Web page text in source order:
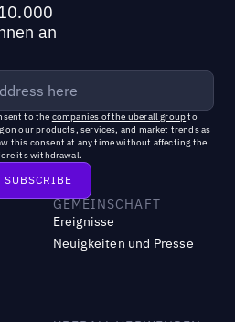
an
to the companies of the uberall groupto
on our products, services, and market trends as
this consent at any time without affecting the
its withdrawal.
GEMEINSCHAFT
Ereignisse
Neuigkeiten und Presse